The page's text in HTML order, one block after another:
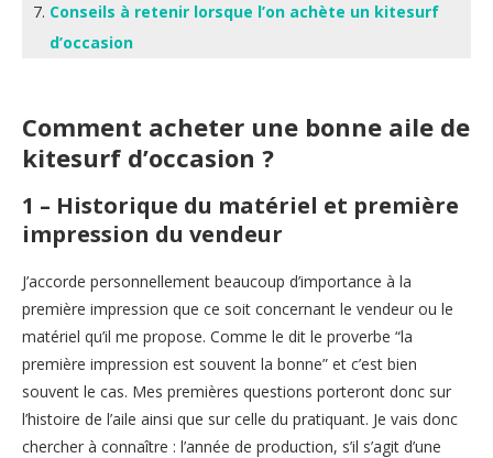
Conseils à retenir lorsque l’on achète un kitesurf
d’occasion
Comment acheter une bonne aile de
kitesurf d’occasion ?
1 – Historique du matériel et première
impression du vendeur
J’accorde personnellement beaucoup d’importance à la
première impression que ce soit concernant le vendeur ou le
matériel qu’il me propose. Comme le dit le proverbe “la
première impression est souvent la bonne” et c’est bien
souvent le cas. Mes premières questions porteront donc sur
l’histoire de l’aile ainsi que sur celle du pratiquant. Je vais donc
chercher à connaître : l’année de production, s’il s’agit d’une